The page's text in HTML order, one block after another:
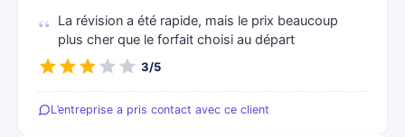
La révision a été rapide, mais le prix beaucoup
plus cher que le forfait choisi au départ
3/5
L’entreprise a pris contact avec ce client